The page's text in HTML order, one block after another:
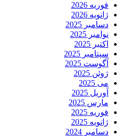
فوریه 2026
ژانویه 2026
دسامبر 2025
نوامبر 2025
اکتبر 2025
سپتامبر 2025
آگوست 2025
ژوئن 2025
می 2025
آوریل 2025
مارس 2025
فوریه 2025
ژانویه 2025
دسامبر 2024